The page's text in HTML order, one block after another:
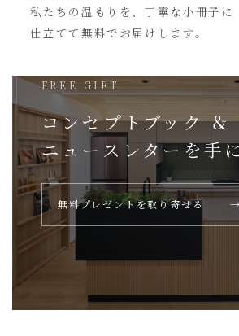
私たちの温もりを、丁寧な小冊子に
仕立てて無料でお届けします。
FREE GIFT
コンセプトブック ＆
ニュースレターを手
無料プレゼントを取り寄せる →